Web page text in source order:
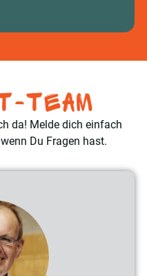
Team
da! Melde dich einfach
Du Fragen hast.